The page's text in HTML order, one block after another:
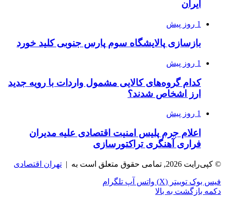
ایران
1 روز پیش
بازسازی پالایشگاه سوم پارس جنوبی کلید خورد
1 روز پیش
کدام گروه‌های کالایی مشمول واردات با رویه جدید
ارز اشخاص شدند؟
1 روز پیش
اعلام جرم پلیس امنیت اقتصادی علیه مدیران
فراری آهنگری تراکتورسازی
© کپی‌رایت 2026, تمامی حقوق متعلق است به | تهران اقتصادی
فیس بوک توییتر (X) واتس آپ تلگرام
دکمه بازگشت به بالا